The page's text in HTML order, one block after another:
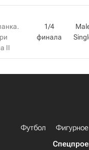
II
1/4
финала
Футбол